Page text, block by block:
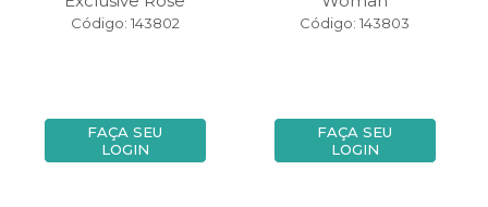
Código: 143802
FAÇA SEU
LOGIN
Código: 143803
FAÇA SEU
LOGIN